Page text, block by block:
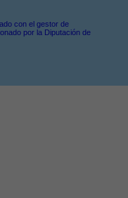
con el gestor de
por la Diputación de